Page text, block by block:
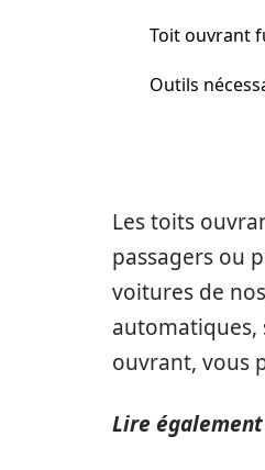
Toit ouvrant
Outils
Les toits
passagers ou
voitures de
automatiques,
ouvrant, vous
Lire